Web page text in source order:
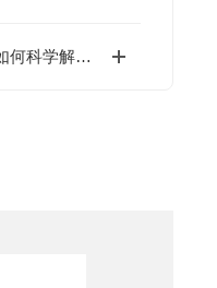
ELISA实验结果如何科学解读？